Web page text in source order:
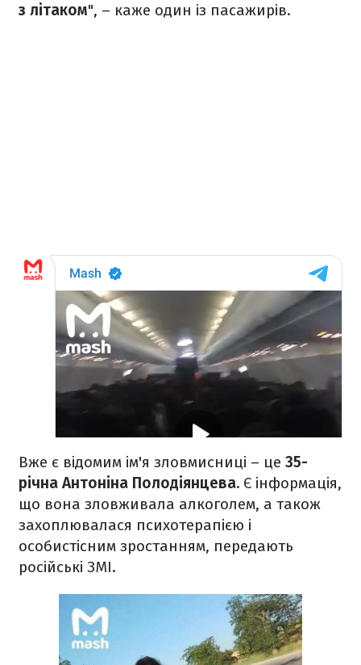
з літаком", – каже один із пасажирів.
Вже є відомим ім'я зловмисниці – це 35-
річна Антоніна Полодіянцева. Є інформація,
що вона зловживала алкоголем, а також
захоплювалася психотерапією і
особистісним зростанням, передають
російські ЗМІ.